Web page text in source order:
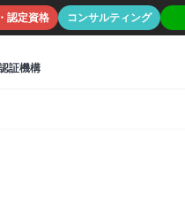
認定資格 コンサルティング
証機構